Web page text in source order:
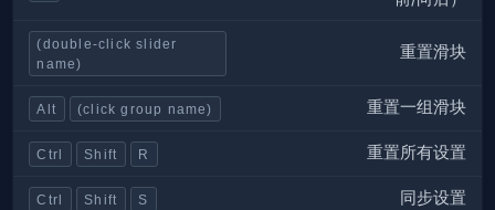
(double-click slider
name)
重置滑块
Alt (click group name) 重置一组滑块
Ctrl Shift R 重置所有设置
Ctrl Shift S 同步设置